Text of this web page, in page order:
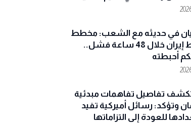
في حديثه مع الشعب: مخطط
إسقاط إيران خلال 48 ساعة فشل..
أحبطته
تكشف تفاصيل تفاهمات مبدئية
وتؤكد: رسائل أميركية تفيد
للعودة إلى التزاماتها